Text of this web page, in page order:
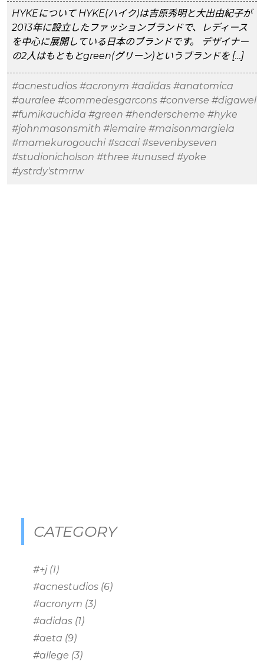
HYKEについて HYKE(ハイク)は吉原秀明と大出由紀子が
2013年に設立したファッションブランドで、レディース
を中心に展開している日本のブランドです。 デザイナー
の2人はもともとgreen(グリーン)というブランドを […]
#acnestudios #acronym #adidas #anatomica
#auralee #commedesgarcons #converse #digawel
#fumikauchida #green #henderscheme #hyke
#johnmasonsmith #lemaire #maisonmargiela
#mamekurogouchi #sacai #sevenbyseven
#studionicholson #three #unused #yoke
#ystrdy'stmrrw
CATEGORY
#+j(1)
#acnestudios (6)
#acronym (3)
#adidas (1)
#aeta (9)
#allege (3)